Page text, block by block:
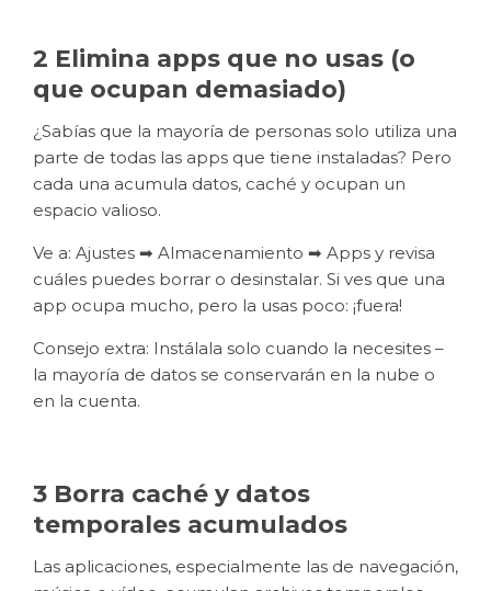
2 Elimina apps que no usas (o
que ocupan demasiado)
¿Sabías que la mayoría de personas solo utiliza una
parte de todas las apps que tiene instaladas? Pero
cada una acumula datos, caché y ocupan un
espacio valioso.
Ve a: Ajustes ➡ Almacenamiento ➡ Apps y revisa
cuáles puedes borrar o desinstalar. Si ves que una
app ocupa mucho, pero la usas poco: ¡fuera!
Consejo extra: Instálala solo cuando la necesites –
la mayoría de datos se conservarán en la nube o
en la cuenta.
3 Borra caché y datos
temporales acumulados
Las aplicaciones, especialmente las de navegación,